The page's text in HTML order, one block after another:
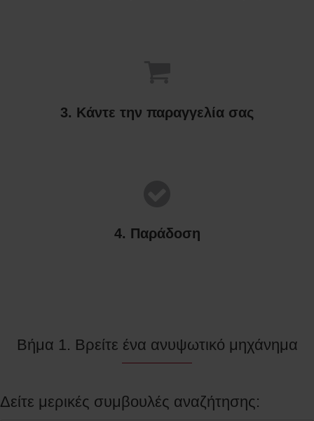
3. Κάντε την παραγγελία σας
4. Παράδοση
Βήμα 1. Βρείτε ένα ανυψωτικό μηχάνημα
Δείτε μερικές συμβουλές αναζήτησης: